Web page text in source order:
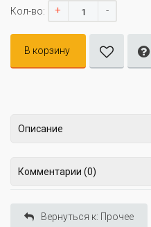
Кол-во: + -
В корзину
Описание
Комментарии (0)
Вернуться к: Прочее